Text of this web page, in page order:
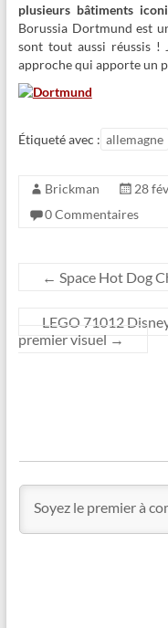
plusieurs bâtiments
Borussia Dortmund est
sont tout aussi réussis !
approche qui apporte un
Étiqueté avec : allemagne
Brickman 28
0 Commentaires
← Space Hot Dog
LEGO 71012
premier visuel →